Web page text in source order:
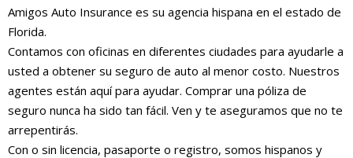
Amigos Auto Insurance es su agencia hispana en el estado de
Florida.
Contamos con oficinas en diferentes ciudades para ayudarle a
usted a obtener su seguro de auto al menor costo. Nuestros
agentes están aquí para ayudar. Comprar una póliza de
seguro nunca ha sido tan fácil. Ven y te aseguramos que no te
arrepentirás.
Con o sin licencia, pasaporte o registro, somos hispanos y